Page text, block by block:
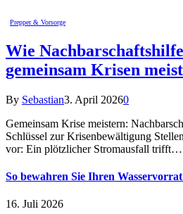
Prepper & Vorsorge
Wie
gemeinsam Krisen
By Sebastian3. April 20260
Gemeinsam Krise meistern:
Schlüssel zur Krisenbewältigung
vor: Ein plötzlicher Stromausfall trifft…
So bewahren Sie Ihren
16. Juli 2026